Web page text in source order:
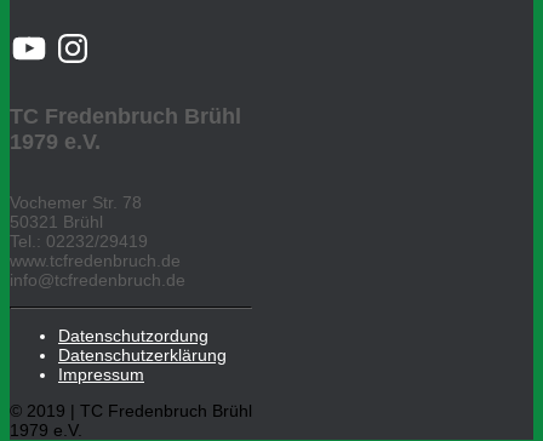
YouTubeInstagram
TC Fredenbruch Brühl
1979 e.V.
Vochemer Str. 78
50321 Brühl
Tel.: 02232/29419
www.tcfredenbruch.de
info@tcfredenbruch.de
Datenschutzordung
Datenschutzerklärung
Impressum
© 2019 | TC Fredenbruch Brühl
1979 e.V.